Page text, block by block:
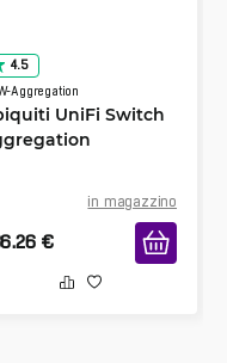
4.5
Aggregation
UniFi Switch
in magazzino
€